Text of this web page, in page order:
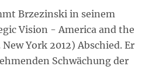
Brzezinski in seinem
Vision - America and the
York 2012) Abschied. Er
Schwächung der